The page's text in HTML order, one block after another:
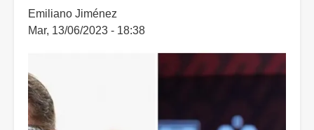
Emiliano Jiménez
Mar, 13/06/2023 - 18:38